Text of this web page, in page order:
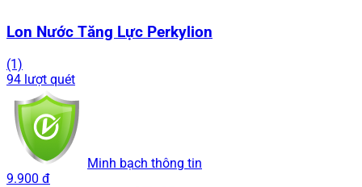
Lon Nước Tăng Lực Perkylion
(1)
94 lượt quét
Minh bạch thông tin
9.900 đ